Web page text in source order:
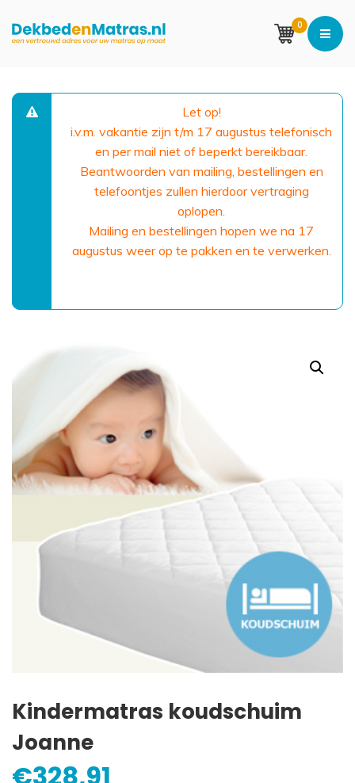
0
Let op!
i.v.m. vakantie zijn t/m 17 augustus telefonisch
en per mail niet of beperkt bereikbaar.
Beantwoorden van mailing, bestellingen en
telefoontjes zullen hierdoor vertraging
oplopen.
Mailing en bestellingen hopen we na 17
augustus weer op te pakken en te verwerken.
Kindermatras koudschuim
Joanne
€328,91